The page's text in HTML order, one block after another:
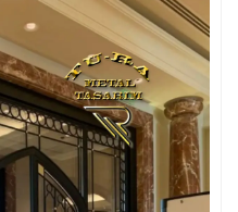
MODELLERİ
MODELLERİ